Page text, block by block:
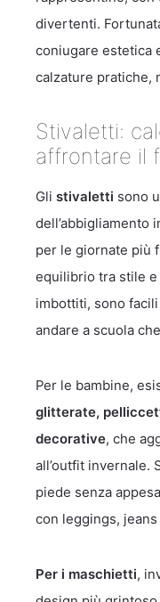
divertenti.
coniugare estetica
calzature pratiche,
Stivaletti:
affrontare il
Gli stivaletti sono
dell’abbigliamento
per le giornate più
equilibrio tra stile
imbottiti, sono
andare a scuola
Per le bambine,
glitterate,
decorative, che
all’outfit invernale.
piede senza
con leggings,
Per i maschietti,